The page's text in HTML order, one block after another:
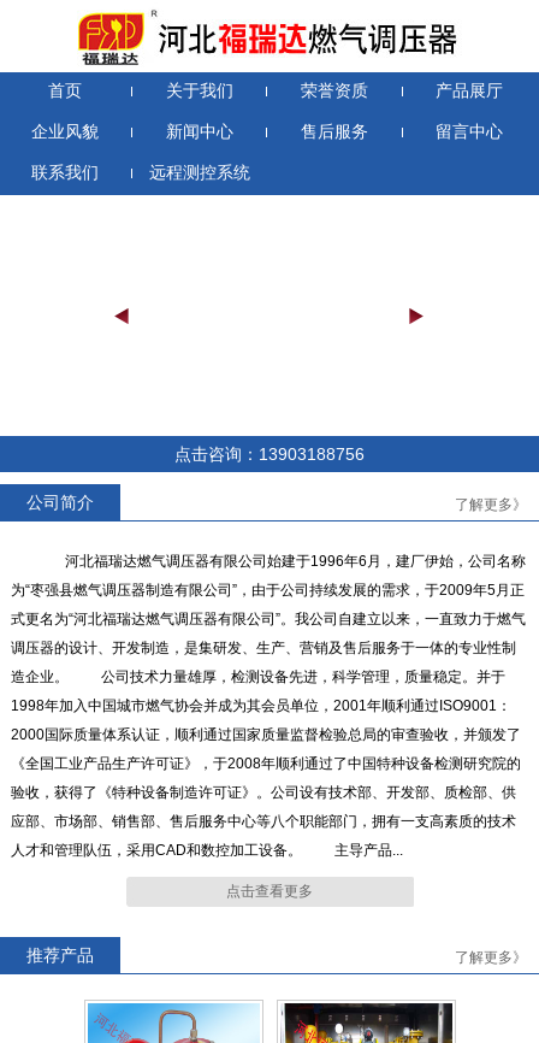
首页 关于我们 荣誉资质 产品展厅
企业风貌 新闻中心 售后服务 留言中心
联系我们 远程测控系统
点击咨询：13903188756
公司简介 了解更多》
河北福瑞达燃气调压器有限公司始建于1996年6月，建厂伊始，公司名称
为“枣强县燃气调压器制造有限公司”，由于公司持续发展的需求，于2009年5月正
式更名为“河北福瑞达燃气调压器有限公司”。我公司自建立以来，一直致力于燃气
调压器的设计、开发制造，是集研发、生产、营销及售后服务于一体的专业性制
造企业。 公司技术力量雄厚，检测设备先进，科学管理，质量稳定。并于
1998年加入中国城市燃气协会并成为其会员单位，2001年顺利通过ISO9001：
2000国际质量体系认证，顺利通过国家质量监督检验总局的审查验收，并颁发了
《全国工业产品生产许可证》，于2008年顺利通过了中国特种设备检测研究院的
验收，获得了《特种设备制造许可证》。公司设有技术部、开发部、质检部、供
应部、市场部、销售部、售后服务中心等八个职能部门，拥有一支高素质的技术
人才和管理队伍，采用CAD和数控加工设备。 主导产品...
点击查看更多
推荐产品 了解更多》
RTZ-*/4.0-*G系列燃气调压器 RTZ-15/0.4中压进户表前调压
RTZ-*/0.4FQ系列燃气调压器 RTZ-*/0.4-*A系列燃气调压器
RTJ-*/4.0-*N系列燃气调压器